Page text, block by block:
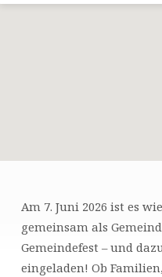
FAMILIEN-
UND
Am 7. Juni 2026 ist es
gemeinsam als
Gemeindefest – und
eingeladen! Ob